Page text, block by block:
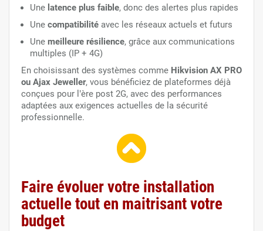
Une latence plus faible, donc des alertes plus rapides
Une compatibilité avec les réseaux actuels et futurs
Une meilleure résilience, grâce aux communications
multiples (IP + 4G)
En choisissant des systèmes comme Hikvision AX PRO
ou Ajax Jeweller, vous bénéficiez de plateformes déjà
conçues pour l’ère post 2G, avec des performances
adaptées aux exigences actuelles de la sécurité
professionnelle.
Faire évoluer votre installation
actuelle tout en maitrisant votre
budget